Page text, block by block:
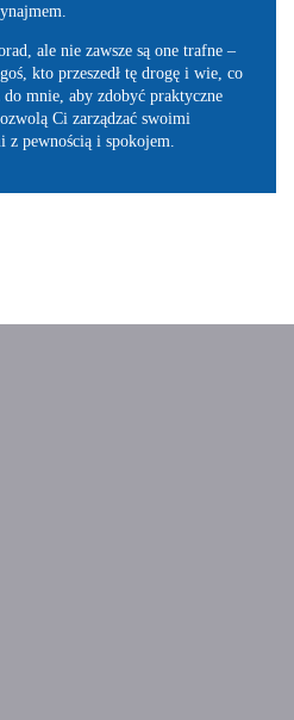
ale nie zawsze są one trafne –
kto przeszedł tę drogę i wie, co
do mnie, aby zdobyć praktyczne
Ci zarządzać swoimi
z pewnością i spokojem.